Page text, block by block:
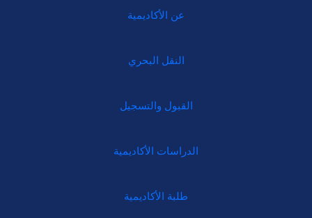
عن الأكاديمية
النقل البحري
القبول والتسجيل
الدراسات الأكاديمية
طلبة الأكاديمية